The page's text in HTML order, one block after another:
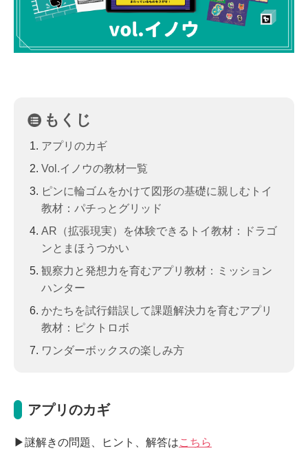
もくじ
アプリのカギ
Vol.イノウの教材一覧
ピンに輪ゴムをかけて図形の基礎に親しむトイ
教材：パチっとグリッド
AR（拡張現実）を体験できるトイ教材：ドラゴ
ンとまほうつかい
観察力と発想力を育むアプリ教材：ミッション
ハンター
かたちを試行錯誤して課題解決力を育むアプリ
教材：ピクトロボ
ワンダーボックスの楽しみ方
アプリのカギ
▶︎謎解きの問題、ヒント、解答はこちら